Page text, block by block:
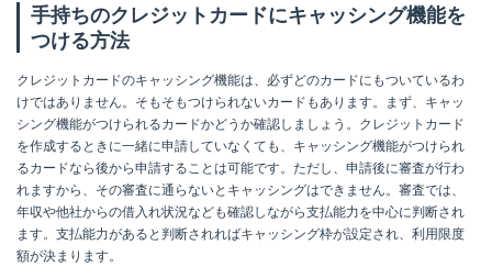
手持ちのクレジットカードにキャッシング機能を
つける方法
クレジットカードのキャッシング機能は、必ずどのカードにもついているわ
けではありません。そもそもつけられないカードもあります。まず、キャッ
シング機能がつけられるカードかどうか確認しましょう。クレジットカード
を作成するときに一緒に申請していなくても、キャッシング機能がつけられ
るカードなら後から申請することは可能です。ただし、申請後に審査が行わ
れますから、その審査に通らないとキャッシングはできません。審査では、
年収や他社からの借入れ状況なども確認しながら支払能力を中心に判断され
ます。支払能力があると判断されればキャッシング枠が設定され、利用限度
額が決まります。